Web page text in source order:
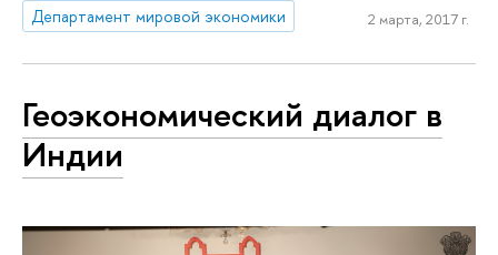
Департамент мировой экономики
2 марта, 2017 г.
Геоэкономический диалог в
Индии